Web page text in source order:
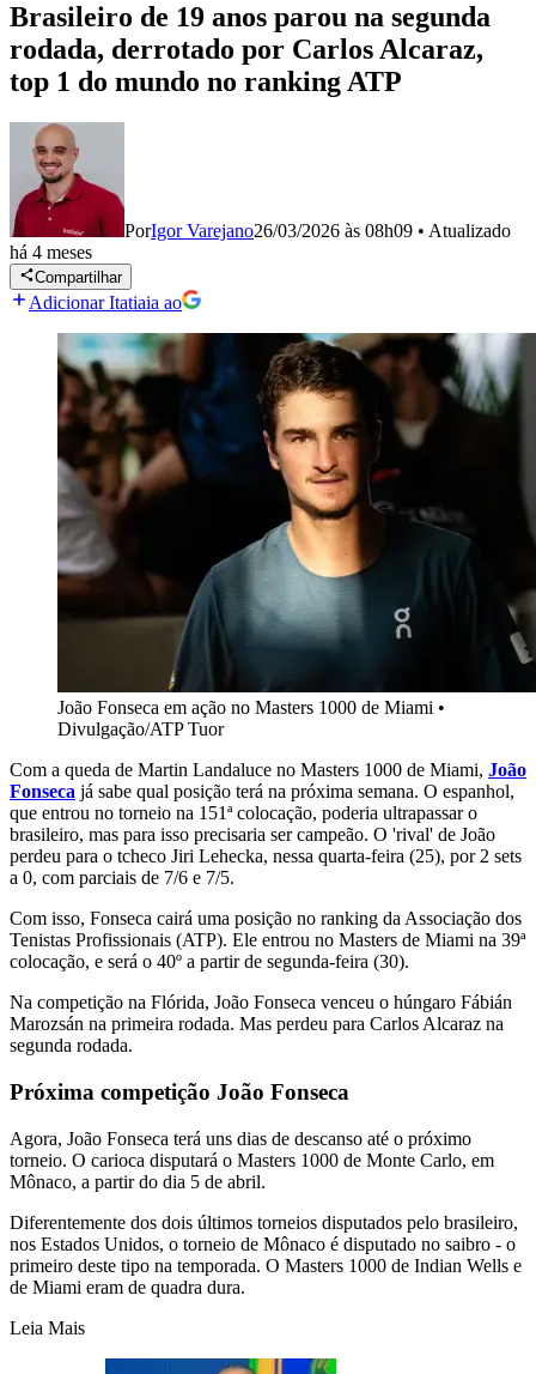
Brasileiro de 19 anos parou na segunda
rodada, derrotado por Carlos Alcaraz,
top 1 do mundo no ranking ATP
PorIgor Varejano26/03/2026 às 08h09 • Atualizado
há 4 meses
Compartilhar
Adicionar Itatiaia ao
João Fonseca em ação no Masters 1000 de Miami •
Divulgação/ATP Tuor
Com a queda de Martin Landaluce no Masters 1000 de Miami, João
Fonseca já sabe qual posição terá na próxima semana. O espanhol,
que entrou no torneio na 151ª colocação, poderia ultrapassar o
brasileiro, mas para isso precisaria ser campeão. O 'rival' de João
perdeu para o tcheco Jiri Lehecka, nessa quarta-feira (25), por 2 sets
a 0, com parciais de 7/6 e 7/5.
Com isso, Fonseca cairá uma posição no ranking da Associação dos
Tenistas Profissionais (ATP). Ele entrou no Masters de Miami na 39ª
colocação, e será o 40º a partir de segunda-feira (30).
Na competição na Flórida, João Fonseca venceu o húngaro Fábián
Marozsán na primeira rodada. Mas perdeu para Carlos Alcaraz na
segunda rodada.
Próxima competição João Fonseca
Agora, João Fonseca terá uns dias de descanso até o próximo
torneio. O carioca disputará o Masters 1000 de Monte Carlo, em
Mônaco, a partir do dia 5 de abril.
Diferentemente dos dois últimos torneios disputados pelo brasileiro,
nos Estados Unidos, o torneio de Mônaco é disputado no saibro - o
primeiro deste tipo na temporada. O Masters 1000 de Indian Wells e
de Miami eram de quadra dura.
Leia Mais